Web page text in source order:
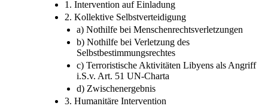
2. Kollektive Selbstverteidigung
a) Nothilfe bei Menschenrechtsverletzungen
b) Nothilfe bei Verletzung des
Selbstbestimmungsrechtes
c) Terroristische Aktivitäten Libyens als Angriff
i.S.v. Art. 51 UN-Charta
d) Zwischenergebnis
3. Humanitäre Intervention
4. Responsibility to Protect